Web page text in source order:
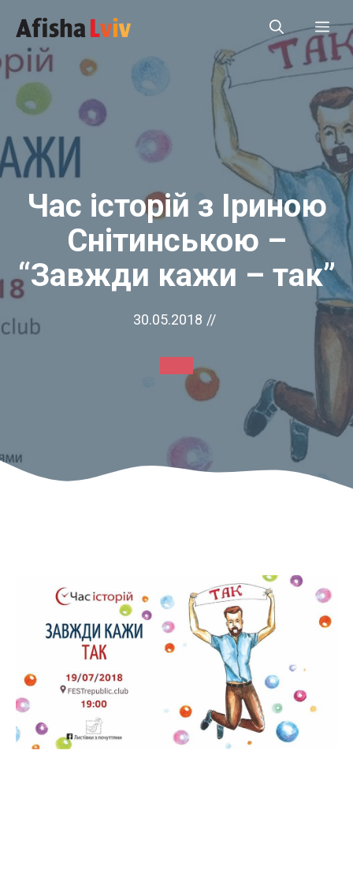
до
вмісту
Час історій з Іриною
Снітинською –
“Завжди кажи – так”
30.05.2018 //